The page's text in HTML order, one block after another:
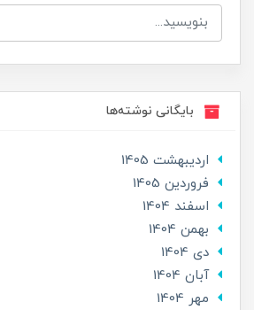
بایگانی نوشته‌ها
ارديبهشت 1405
فروردین 1405
اسفند 1404
بهمن 1404
دی 1404
آبان 1404
مهر 1404